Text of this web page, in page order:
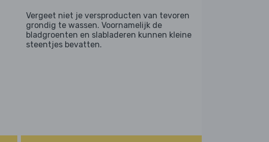
Vergeet niet je versproducten van tevoren
grondig te wassen. Voornamelijk de
bladgroenten en slabladeren kunnen kleine
steentjes bevatten.